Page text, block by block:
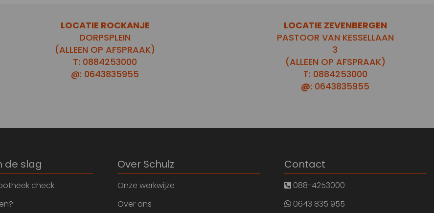
LOCATIE ROCKANJE
DORPSPLEIN
(ALLEEN OP AFSPRAAK)
T: 0884253000
@: 0643835955
LOCATIE ZEVENBERGEN
PASTOOR VAN KESSELLAAN
3
(ALLEEN OP AFSPRAAK)
T: 0884253000
@: 0643835955
de slag
check
Over Schulz
Onze werkwijze
Over ons
Contact
088-4253000
0643 835 955